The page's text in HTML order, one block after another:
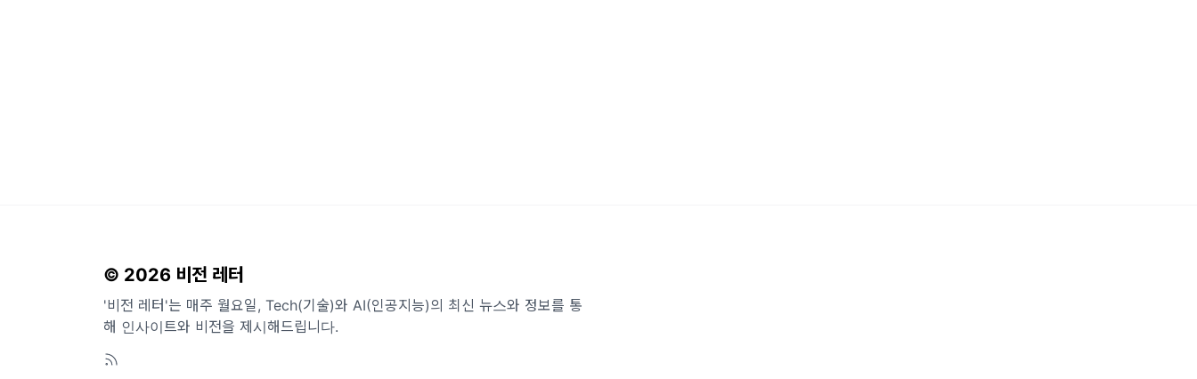
© 2026 비전 레터
'비전 레터'는 매주 월요일, Tech(기술)와 AI(인공지능)의 최신 뉴스와 정보를 통
해 인사이트와 비전을 제시해드립니다.